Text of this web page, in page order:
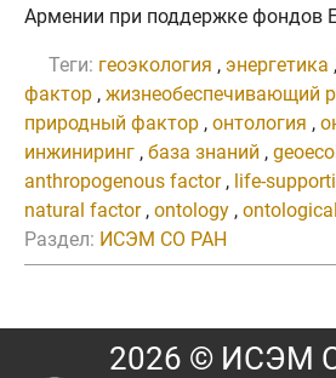
Армении при поддержке фондов
Теги: геоэкология , энергетика ,
фактор , жизнеобеспечивающий
природный фактор , онтология ,
инжиниринг , база знаний ,
anthropogenous factor, life-
natural factor, ontology , ontological
Раздел: ИСЭМ СО РАН
2026 © ИСЭМ